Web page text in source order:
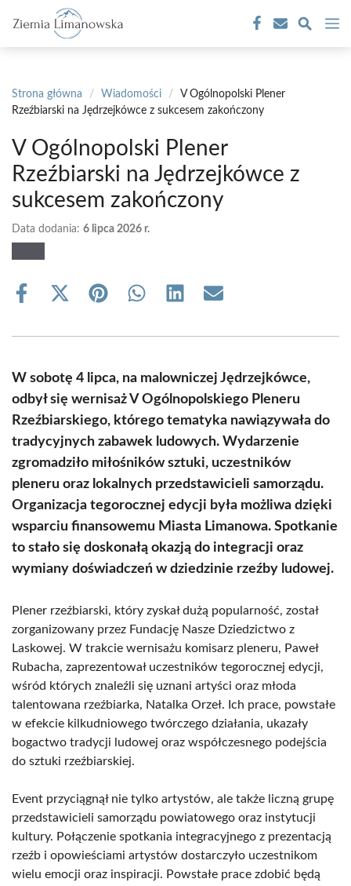
treści
Strona główna / Wiadomości /
V Ogólnopolski Plener
Rzeźbiarski na Jędrzejkówce z sukcesem zakończony
V Ogólnopolski Plener
Rzeźbiarski na Jędrzejkówce z
sukcesem zakończony
Data dodania: 6 lipca 2026 r.
Share
Share
(Twitter)
Share Share Share Share
W sobotę 4 lipca, na malowniczej Jędrzejkówce,
odbył się wernisaż V Ogólnopolskiego Pleneru
Rzeźbiarskiego, którego tematyka nawiązywała do
tradycyjnych zabawek ludowych. Wydarzenie
zgromadziło miłośników sztuki, uczestników
pleneru oraz lokalnych przedstawicieli samorządu.
Organizacja tegorocznej edycji była możliwa dzięki
wsparciu finansowemu Miasta Limanowa. Spotkanie
to stało się doskonałą okazją do integracji oraz
wymiany doświadczeń w dziedzinie rzeźby ludowej.
Plener rzeźbiarski, który zyskał dużą popularność, został
zorganizowany przez Fundację Nasze Dziedzictwo z
Laskowej. W trakcie wernisażu komisarz pleneru, Paweł
Rubacha, zaprezentował uczestników tegorocznej edycji,
wśród których znaleźli się uznani artyści oraz młoda
talentowana rzeźbiarka, Natalka Orzeł. Ich prace, powstałe
w efekcie kilkudniowego twórczego działania, ukazały
bogactwo tradycji ludowej oraz współczesnego podejścia
do sztuki rzeźbiarskiej.
Event przyciągnął nie tylko artystów, ale także liczną grupę
przedstawicieli samorządu powiatowego oraz instytucji
kultury. Połączenie spotkania integracyjnego z prezentacją
rzeźb i opowieściami artystów dostarczyło uczestnikom
wielu emocji oraz inspiracji. Powstałe prace zdobić będą